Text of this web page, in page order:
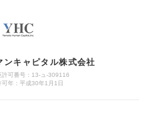
ンキャピタル株式会社
許可番号：13-ュ-309116
可年：平成30年1月1日